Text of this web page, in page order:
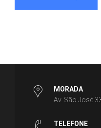
MORADA
Av. São José
TELEFONE